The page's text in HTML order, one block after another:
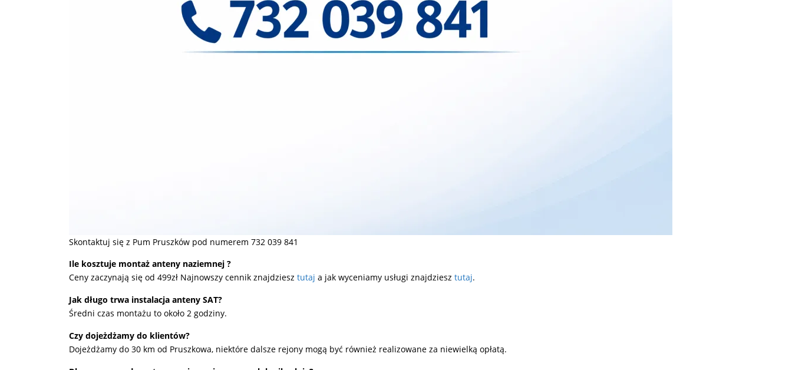
Skontaktuj się z Pum Pruszków pod numerem 732 039 841
Ile kosztuje montaż anteny naziemnej ?
Ceny zaczynają się od 499zł Najnowszy cennik znajdziesz tutaj a jak wyceniamy usługi znajdziesz tutaj.
Jak długo trwa instalacja anteny SAT?
Średni czas montażu to około 2 godziny.
Czy dojeżdżamy do klientów?
Dojeżdżamy do 30 km od Pruszkowa, niektóre dalsze rejony mogą być również realizowane za niewielką opłatą.